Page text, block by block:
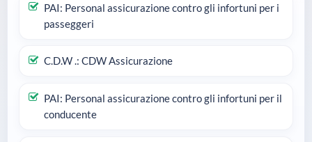
PAI: Personal assicurazione contro gli infortuni per i
passeggeri
C.D.W .: CDW Assicurazione
PAI: Personal assicurazione contro gli infortuni per il
conducente